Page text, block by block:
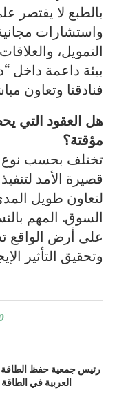
بالطبع لا يقتصر
واستشارات
التمويل،
بيئة داعمة داخل
فنادقنا وتعاون
هل العقود التي
مؤقتة؟
تختلف بحسب نوع
قصيرة الأمد
لتعاون طويل
السوق. المهم
على أرض الواقع
وتحقيق التأثير
رئيس جمعية حفظ الطاقة
العربية في الطاقة المتجددة